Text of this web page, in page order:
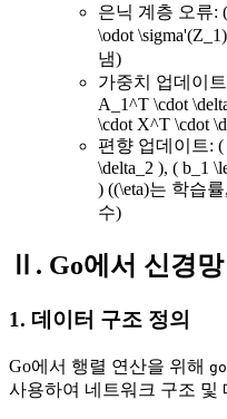
은닉 계층 오류:
\odot
냄)
가중치 업데이트
A_1^T \cdot
\cdot X^T \cdot
편향 업데이트: (
\delta_2 ), ( b_1
) ((\eta)는 학습
수)
Ⅱ. Go에서 신경
1. 데이터 구조 정의
Go에서 행렬 연산을 위해
사용하여 네트워크 구조 및